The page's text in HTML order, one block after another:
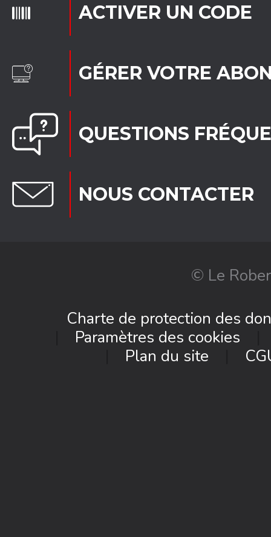
ACTIVER UN CODE
GÉRER VOTRE
QUESTIONS
NOUS CONTACTER
© Le
Charte de protection des
Paramètres des cookies
Plan du site